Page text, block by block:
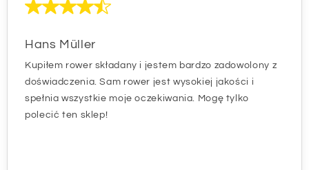
Hans Müller
Kupiłem rower składany i jestem bardzo zadowolony z
doświadczenia. Sam rower jest wysokiej jakości i
spełnia wszystkie moje oczekiwania. Mogę tylko
polecić ten sklep!